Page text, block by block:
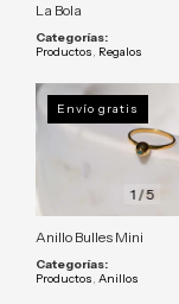
La Bola
Categorías:
Productos, Regalos
1 /5
Envío gratis
Anillo Bulles Mini
Categorías:
Productos, Anillos